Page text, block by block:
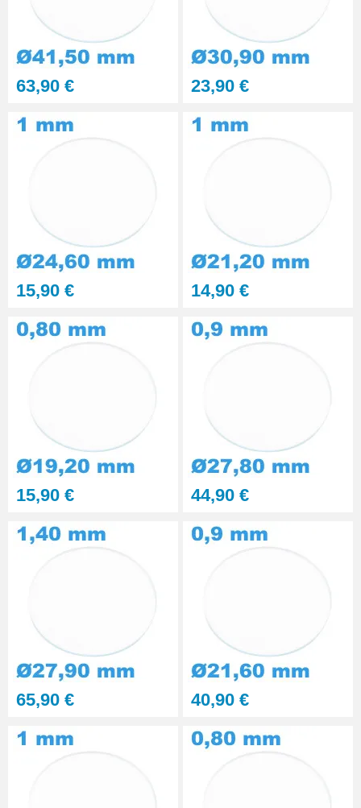
63,90 € 23,90 €
15,90 € 14,90 €
15,90 € 44,90 €
65,90 € 40,90 €